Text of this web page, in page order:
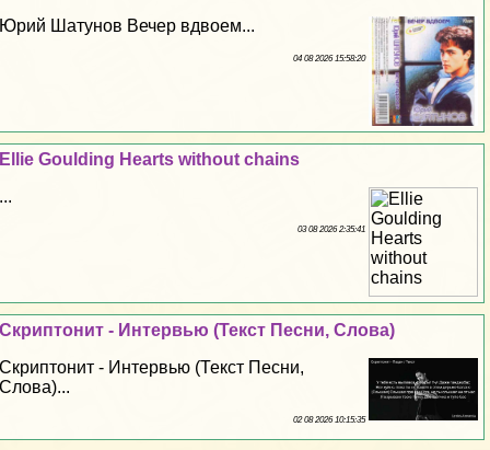
Юрий Шатунов Вечер вдвоем...
04 08 2026 15:58:20
Ellie Goulding Hearts without chains
...
03 08 2026 2:35:41
Скриптонит - Интервью (Текст Песни, Слова)
Скриптонит - Интервью (Текст Песни,
Слова)...
02 08 2026 10:15:35